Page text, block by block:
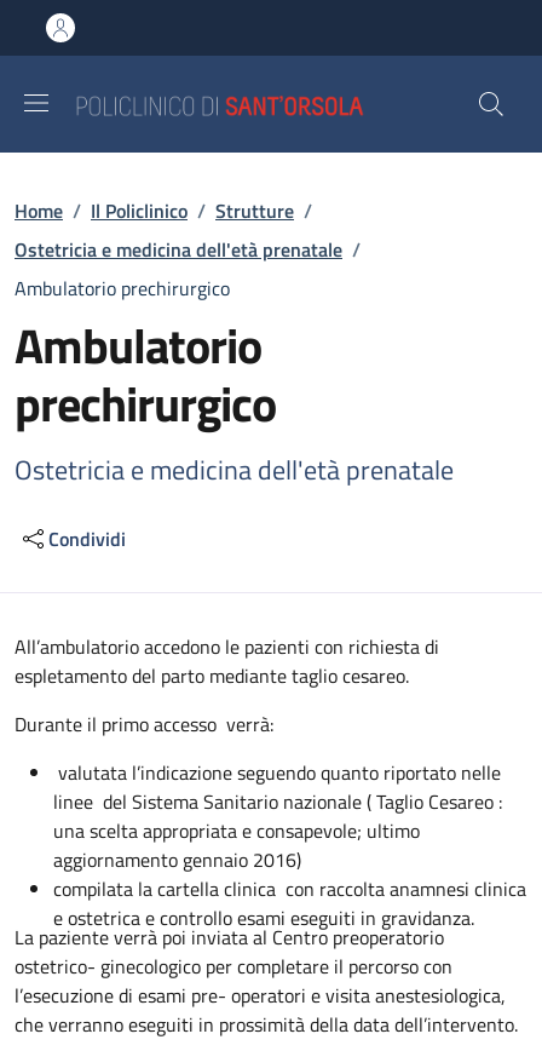
al contenuto principale
to footer content
Briciole di pane
Home / Il Policlinico / Strutture /
Ostetricia e medicina dell'età prenatale /
Ambulatorio prechirurgico
Ambulatorio
prechirurgico
Ostetricia e medicina dell'età prenatale
Condividi
Descrizione
All’ambulatorio accedono le pazienti con richiesta di
espletamento del parto mediante taglio cesareo.
Durante il primo accesso verrà:
valutata l’indicazione seguendo quanto riportato nelle
linee del Sistema Sanitario nazionale ( Taglio Cesareo :
una scelta appropriata e consapevole; ultimo
aggiornamento gennaio 2016)
compilata la cartella clinica con raccolta anamnesi clinica
e ostetrica e controllo esami eseguiti in gravidanza.
La paziente verrà poi inviata al Centro preoperatorio
ostetrico- ginecologico per completare il percorso con
l’esecuzione di esami pre- operatori e visita anestesiologica,
che verranno eseguiti in prossimità della data dell’intervento.